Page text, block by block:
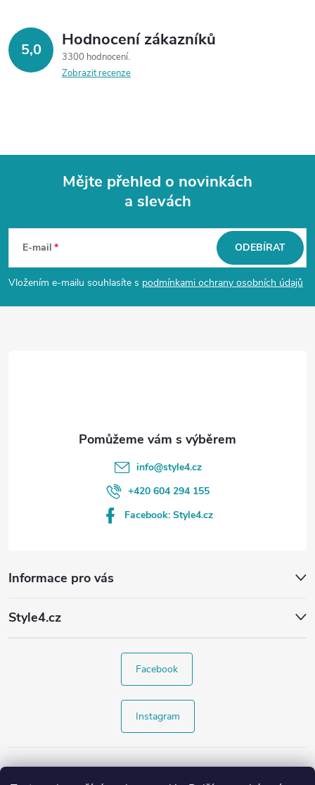
5,0 Hodnocení zákazníků
3300 hodnocení
Zobrazit recenze
p
a
Mějte přehled o novinkách
a slevách
E-mail
Vložením e-mailu souhlasíte s podmínkami ochrany osobních údajů
ODEBÍRAT
Informace pro vás
Style4.cz
info@style4.cz
+420 604 294 155
Facebook: Style4.cz
Facebook
Instagram